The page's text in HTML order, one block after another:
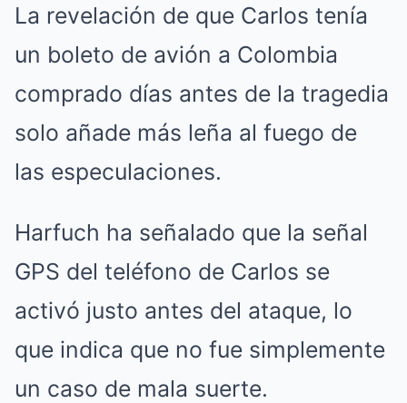
La revelación de que Carlos tenía
un boleto de avión a Colombia
comprado días antes de la tragedia
solo añade más leña al fuego de
las especulaciones.
Harfuch ha señalado que la señal
GPS del teléfono de Carlos se
activó justo antes del ataque, lo
que indica que no fue simplemente
un caso de mala suerte.